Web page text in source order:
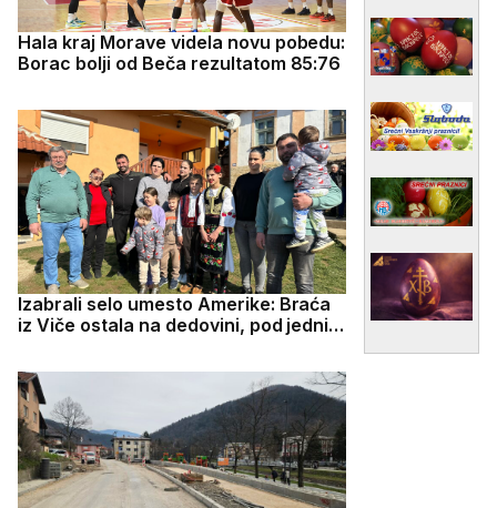
Hala kraj Morave videla novu pobedu:
Borac bolji od Beča rezultatom 85:76
Izabrali selo umesto Amerike: Braća
iz Viče ostala na dedovini, pod jednim
grla stoke